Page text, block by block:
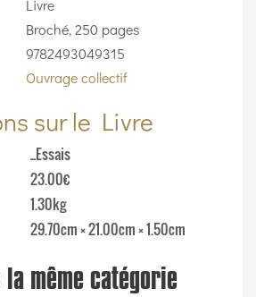
Livre
Broché, 250 pages
9782493049315
Ouvrage collectif
sur le Livre
_Essais
23.00€
1.30kg
29.70cm × 21.00cm × 1.50cm
même catégorie